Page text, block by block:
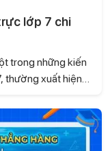
lớp 7 chi
trong những kiến
thường xuất hiện
chứng minh
Kết nối tri thức
tập tự luyện để các